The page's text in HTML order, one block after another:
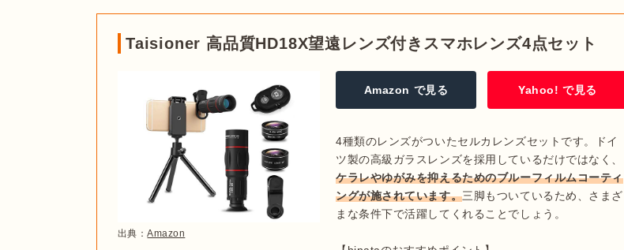
Taisioner 高品質HD18X望遠レンズ付きスマホレンズ4点セット
出典：Amazon
Amazon で見る Yahoo! で見る
4種類のレンズがついたセルカレンズセットです。ドイ
ツ製の高級ガラスレンズを採用しているだけではなく、
ケラレやゆがみを抑えるためのブルーフィルムコーティ
ングが施されています。三脚もついているため、さまざ
まな条件下で活躍してくれることでしょう。